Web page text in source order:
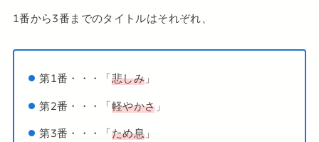
1番から3番までのタイトルはそれぞれ、
第1番・・・「悲しみ」
第2番・・・「軽やかさ 」
第3番・・・「ため息」